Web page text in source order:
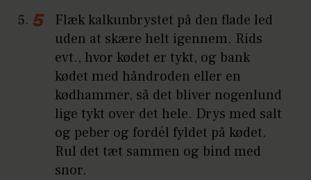
Flæk kalkunbrystet på den flade led
uden at skære helt igennem. Rids
evt., hvor kødet er tykt, og bank
kødet med håndroden eller en
kødhammer, så det bliver nogenlund
lige tykt over det hele. Drys med salt
og peber og fordél fyldet på kødet.
Rul det tæt sammen og bind med
snor.